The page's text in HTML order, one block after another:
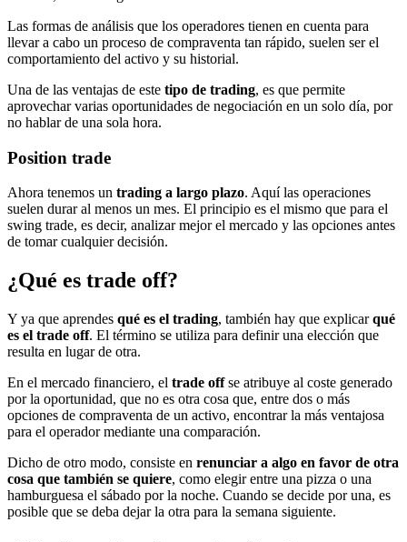
Las formas de análisis que los operadores tienen en cuenta para
llevar a cabo un proceso de compraventa tan rápido, suelen ser el
comportamiento del activo y su historial.
Una de las ventajas de este tipo de trading, es que permite
aprovechar varias oportunidades de negociación en un solo día, por
no hablar de una sola hora.
Position trade
Ahora tenemos un trading a largo plazo. Aquí las operaciones
suelen durar al menos un mes. El principio es el mismo que para el
swing trade, es decir, analizar mejor el mercado y las opciones antes
de tomar cualquier decisión.
¿Qué es trade off?
Y ya que aprendes qué es el trading, también hay que explicarqué
es el trade off. El término se utiliza para definir una elección que
resulta en lugar de otra.
En el mercado financiero, el trade offse atribuye al coste generado
por la oportunidad, que no es otra cosa que, entre dos o más
opciones de compraventa de un activo, encontrar la más ventajosa
para el operador mediante una comparación.
Dicho de otro modo, consiste en renunciar a algo en favor de otra
cosa que también se quiere, como elegir entre una pizza o una
hamburguesa el sábado por la noche. Cuando se decide por una, es
posible que se deba dejar la otra para la semana siguiente.